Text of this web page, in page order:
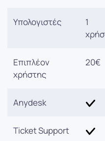
Υπολογιστές
1
Επιπλέον
χρήστης
20€
Anydesk
Ticket Support